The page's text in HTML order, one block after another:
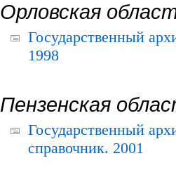
Орловская
Государственный
1998
Пензенская
Государственный
справочник. 2001